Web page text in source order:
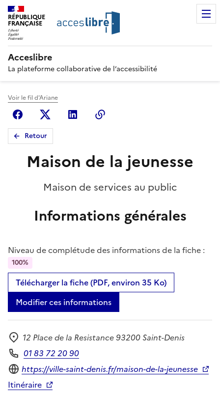
RÉPUBLIQUE
FRANÇAISE
Acceslibre
La plateforme collaborative de l’accessibilité
Voir le fil d'Ariane
FacebookX (anciennement Twitter)
Linkedin
Retour
Maison de la jeunesse
Maison de services au public
Informations générales
Niveau de complétude des informations de la fiche :
100%
Télécharger la fiche (PDF, environ 35 Ko)
Modifier ces informations
Adresse
12 Place de la Resistance 93200 Saint-Denis
Téléphone
01 83 72 20 90
Site internet
https://ville-saint-denis.fr/maison-de-la-jeunesse
Itinéraire